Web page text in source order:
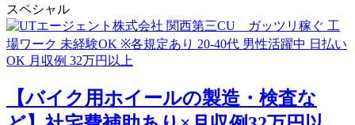
スペシャル
【バイク用ホイールの製造・検査な